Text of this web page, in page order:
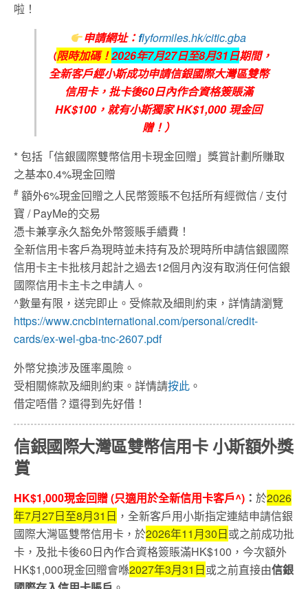
啦！
申請網址：flyformiles.hk/citic.gba
（限時加碼！2026年7月27日至8月31日期間，
全新客戶經小斯成功申請信銀國際大灣區雙幣
信用卡，批卡後60日內作合資格簽賬滿
HK$100，就有小斯獨家HK$1,000現金回
贈！）
* 包括「信銀國際雙幣信用卡現金回贈」獎賞計劃所賺取
之基本0.4%現金回贈
# 額外6%現金回贈之人民幣簽賬不包括所有經微信 / 支付
寶 / PayMe的交易
憑卡兼享永久豁免外幣簽賬手續費！
全新信用卡客戶為現時並未持有及於現時所申請信銀國際
信用卡主卡批核月起計之過去12個月內沒有取消任何信銀
國際信用卡主卡之申請人。
^數量有限，送完即止。受條款及細則約束，詳情請瀏覽
https://www.cncbinternational.com/personal/credit-
cards/ex-wel-gba-tnc-2607.pdf
外幣兌換涉及匯率風險。
受相關條款及細則約束。詳情請按此 。
借定唔借？還得到先好借！
信銀國際大灣區雙幣信用卡 小斯額外獎
賞
HK$1,000現金回贈 (只適用於全新信用卡客戶^) ： 於2026
年7月27日至8月31日 ，全新客戶用小斯指定連結申請信銀
國際大灣區雙幣信用卡，於2026年11月30日或之前成功批
卡，及批卡後60日內作合資格簽賬滿HK$100，今次額外
HK$1,000現金回贈會喺2027年3月31日或之前直接由信銀